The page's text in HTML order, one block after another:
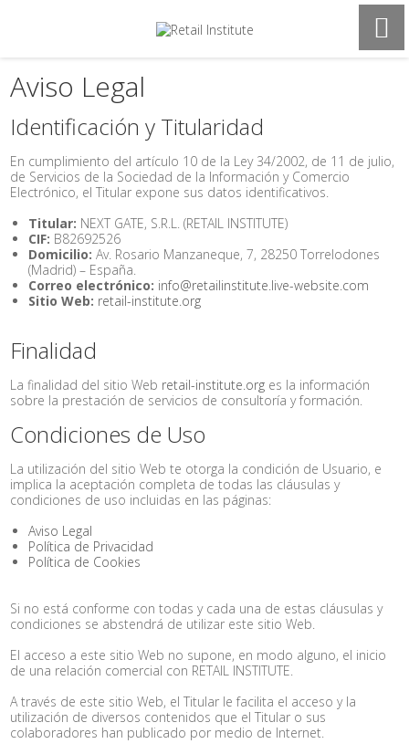
Aviso Legal
Identificación y Titularidad
En cumplimiento del artículo 10 de la Ley 34/2002, de 11 de julio,
de Servicios de la Sociedad de la Información y Comercio
Electrónico, el Titular expone sus datos identificativos.
Titular: NEXT GATE, S.R.L. (RETAIL INSTITUTE)
CIF: B82692526
Domicilio: Av. Rosario Manzaneque, 7, 28250 Torrelodones
(Madrid) – España.
Correo electrónico: info@retailinstitute.live-website.com
Sitio Web: retail-institute.org
Finalidad
La finalidad del sitio Web retail-institute.org es la información
sobre la prestación de servicios de consultoría y formación.
Condiciones de Uso
La utilización del sitio Web te otorga la condición de Usuario, e
implica la aceptación completa de todas las cláusulas y
condiciones de uso incluidas en las páginas:
Aviso Legal
Política de Privacidad
Política de Cookies
Si no está conforme con todas y cada una de estas cláusulas y
condiciones se abstendrá de utilizar este sitio Web.
El acceso a este sitio Web no supone, en modo alguno, el inicio
de una relación comercial con RETAIL INSTITUTE.
A través de este sitio Web, el Titular le facilita el acceso y la
utilización de diversos contenidos que el Titular o sus
colaboradores han publicado por medio de Internet.